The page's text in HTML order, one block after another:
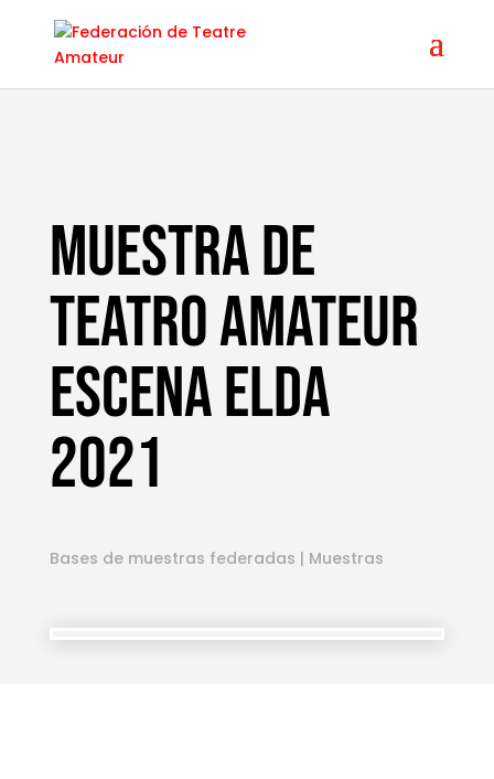
MUESTRA DE
TEATRO AMATEUR
ESCENA ELDA
2021
Bases de muestras federadas | Muestras